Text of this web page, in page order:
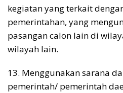
kegiatan yang terkait
pemerintahan, yang
pasangan calon lain di
wilayah lain.
13. Menggunakan sarana
pemerintah/ pemerintah